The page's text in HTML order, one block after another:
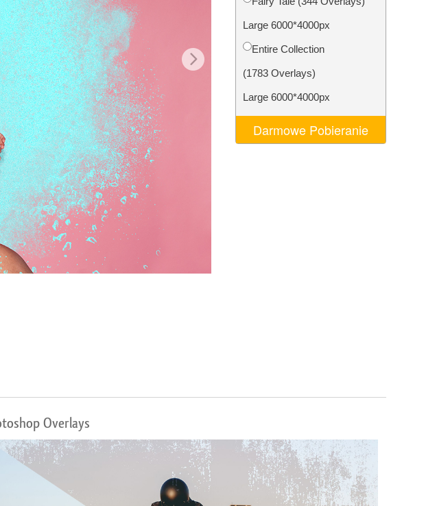
Dane Treningowe AI
Large 6000*4000px
Entire Collection
(1783 Overlays)
Large 6000*4000px
Darmowe Pobieranie
Overlays